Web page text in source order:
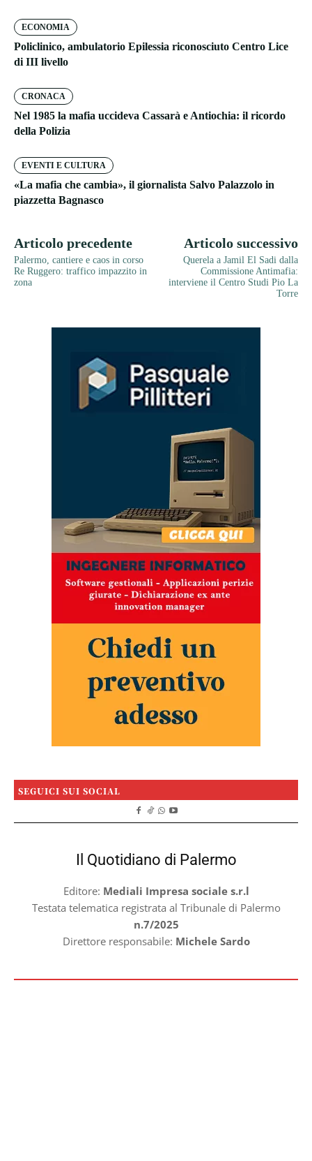
ECONOMIA
Policlinico, ambulatorio Epilessia riconosciuto Centro Lice
di III livello
CRONACA
Nel 1985 la mafia uccideva Cassarà e Antiochia: il ricordo
della Polizia
EVENTI E CULTURA
«La mafia che cambia», il giornalista Salvo Palazzolo in
piazzetta Bagnasco
Articolo precedente
Palermo, cantiere e caos in corso
Re Ruggero: traffico impazzito in
zona
Articolo successivo
Querela a Jamil El Sadi dalla
Commissione Antimafia:
interviene il Centro Studi Pio La
Torre
SEGUICI SUI SOCIAL
Il Quotidiano di Palermo
Editore: Mediali Impresa sociale s.r.l
Testata telematica registrata al Tribunale di Palermo
n.7/2025
Direttore responsabile: Michele Sardo